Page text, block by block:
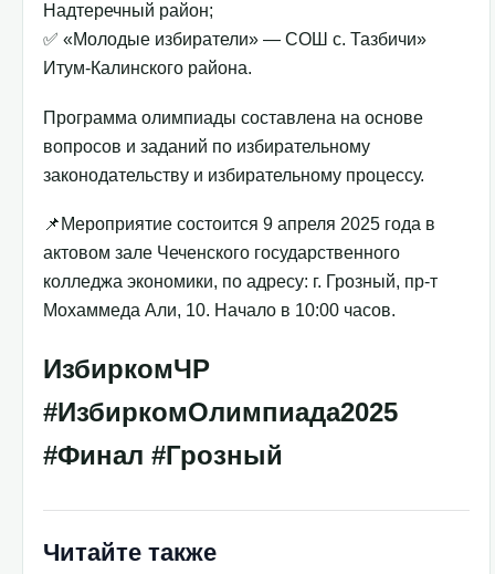
Надтеречный район;
✅ «Молодые избиратели» — СОШ с. Тазбичи»
Итум-Калинского района.
Программа олимпиады составлена на основе
вопросов и заданий по избирательному
законодательству и избирательному процессу.
📌Мероприятие состоится 9 апреля 2025 года в
актовом зале Чеченского государственного
колледжа экономики, по адресу: г. Грозный, пр-т
Мохаммеда Али, 10. Начало в 10:00 часов.
ИзбиркомЧР
#ИзбиркомОлимпиада2025
#Финал #Грозный
Читайте также